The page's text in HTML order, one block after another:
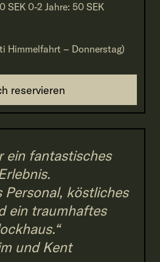
SEK 0-2 Jahre: 50 SEK
Himmelfahrt – Donnerstag)
reservieren
ein fantastisches
Personal, köstliches
ein traumhaftes
und Kent